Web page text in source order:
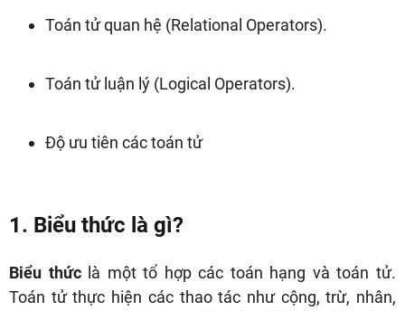
Toán tử quan hệ (Relational Operators).
Toán tử luận lý (Logical Operators).
Độ ưu tiên các toán tử
1. Biểu thức là gì?
Biểu thứclà một tổ hợp các toán hạng và toán tử.
Toán tử thực hiện các thao tác như cộng, trừ, nhân,